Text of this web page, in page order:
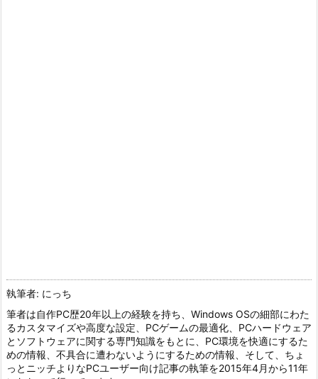
執筆者: にっち
筆者は自作PC歴20年以上の経験を持ち、Windows OSの細部にわた
るカスタマイズや高度な設定、PCゲームの最適化、PCハードウェア
とソフトウェアに関する専門知識をもとに、PC環境を快適にするた
めの情報、不具合に遭わないようにするための情報、そして、ちょ
っとニッチよりなPCユーザー向け記事の執筆を2015年4月から11年